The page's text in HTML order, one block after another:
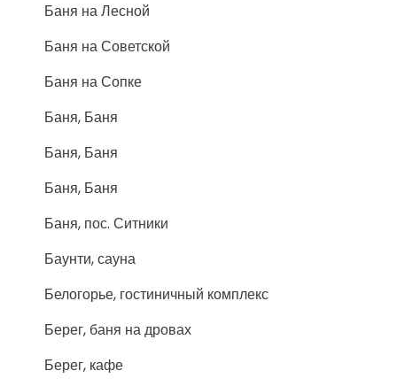
Баня на Лесной
Баня на Советской
Баня на Сопке
Баня, Баня
Баня, Баня
Баня, Баня
Баня, пос. Ситники
Баунти, сауна
Белогорье, гостиничный комплекс
Берег, баня на дровах
Берег, кафе